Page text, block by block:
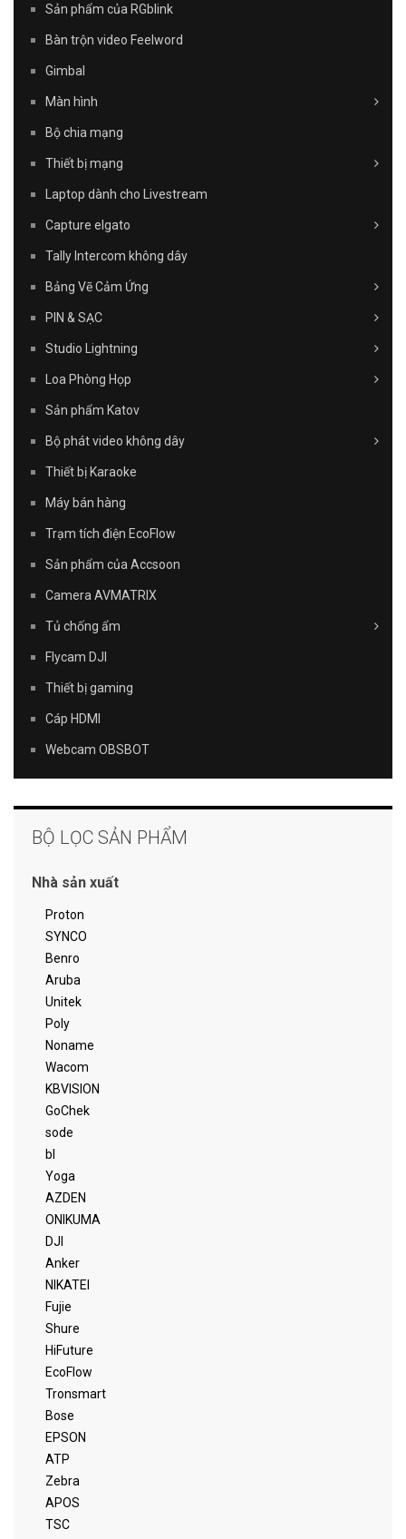
Sản phẩm của RGblink
Bàn trộn video Feelword
Gimbal
Màn hình
Bộ chia mạng
Thiết bị mạng
Laptop dành cho Livestream
Capture elgato
Tally Intercom không dây
Bảng Vẽ Cảm Ứng
PIN & SẠC
Studio Lightning
Loa Phòng Họp
Sản phẩm Katov
Bộ phát video không dây
Thiết bị Karaoke
Máy bán hàng
Trạm tích điện EcoFlow
Sản phẩm của Accsoon
Camera AVMATRIX
Tủ chống ẩm
Flycam DJI
Thiết bị gaming
Cáp HDMI
Webcam OBSBOT
BỘ LỌC SẢN PHẨM
Nhà sản xuất
Proton
SYNCO
Benro
Aruba
Unitek
Poly
Noname
Wacom
KBVISION
GoChek
sode
bl
Yoga
AZDEN
ONIKUMA
DJI
Anker
NIKATEI
Fujie
Shure
HiFuture
EcoFlow
Tronsmart
Bose
EPSON
ATP
Zebra
APOS
TSC